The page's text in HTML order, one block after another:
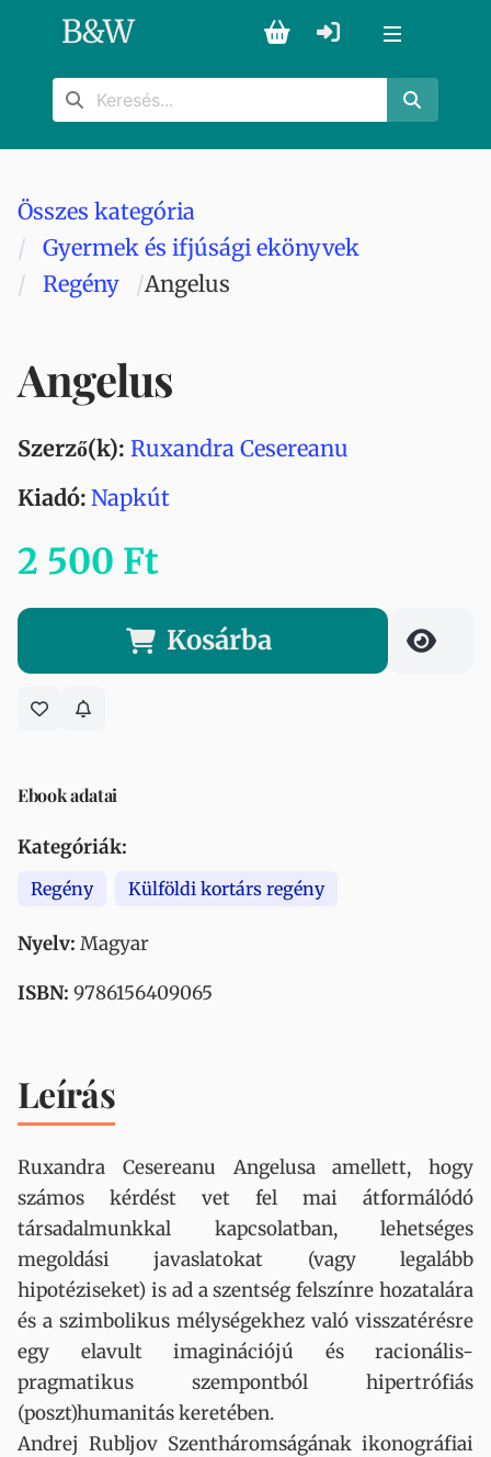
B&W
Összes kategória
Gyermek és ifjúsági ekönyvek
Regény
Angelus
Angelus
Szerző(k): Ruxandra Cesereanu
Kiadó: Napkút
2 500 Ft
Kosárba
Ebook adatai
Kategóriák:
Regény Külföldi kortárs regény
Nyelv: Magyar
ISBN: 9786156409065
Leírás
Ruxandra Cesereanu Angelusa amellett, hogy
számos kérdést vet fel mai átformálódó
társadalmunkkal kapcsolatban, lehetséges
megoldási javaslatokat (vagy legalább
hipotéziseket) is ad a szentség felszínre hozatalára
és a szimbolikus mélységekhez való visszatérésre
egy elavult imaginációjú és racionális-
pragmatikus szempontból hipertrófiás
(poszt)humanitás keretében.
Andrej Rubljov Szentháromságának ikonográfiai